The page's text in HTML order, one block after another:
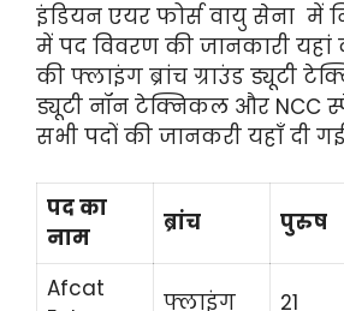
इंडियन एयर फोर्स वायु सेना में
में पद विवरण की जानकारी यहां
की फ्लाइंग ब्रांच ग्राउंड ड्यूटी
ड्यूटी नॉन टेक्निकल और NCC
सभी पदों की जानकरी यहाँ दी
पद का
नाम
ब्रांच पुरुष
Afcat
फ्लाइंग 21